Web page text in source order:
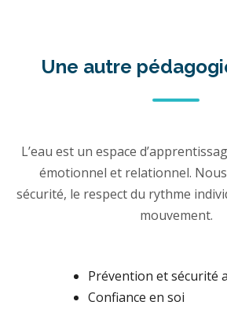
Une autre
L’eau est un espace
émotionnel et relationnel.
sécurité, le respect du rythme
mouvement.
Prévention et sécurité
Confiance en soi